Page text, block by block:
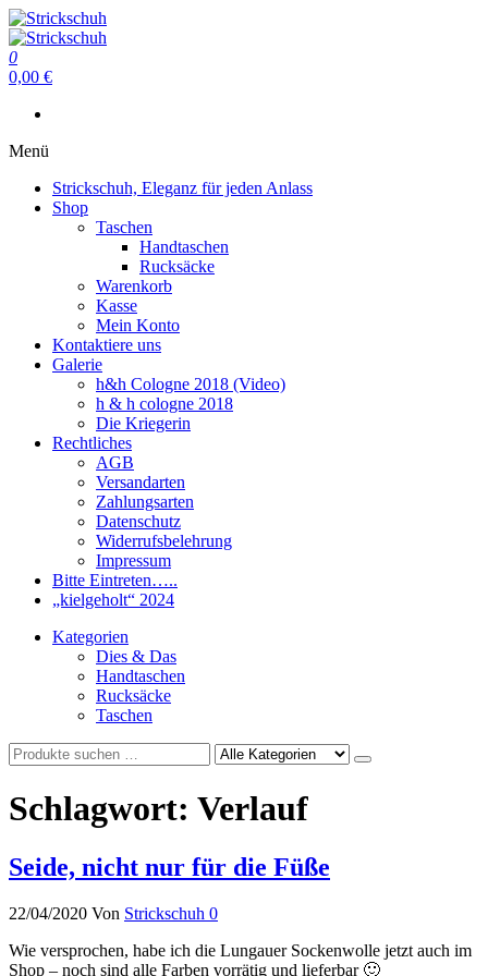
Zum
Inhalt
springen
Strickschuh
Strickschuh
0
0,00 €
Menü
Strickschuh, Eleganz für jeden Anlass
Shop
Taschen
Handtaschen
Rucksäcke
Warenkorb
Kasse
Mein Konto
Kontaktiere uns
Galerie
h&h Cologne 2018 (Video)
h & h cologne 2018
Die Kriegerin
Rechtliches
AGB
Versandarten
Zahlungsarten
Datenschutz
Widerrufsbelehrung
Impressum
Bitte Eintreten…..
„kielgeholt“ 2024
Kategorien
Dies & Das
Handtaschen
Rucksäcke
Taschen
Schlagwort: Verlauf
Seide, nicht nur für die Füße
22/04/2020 Von Strickschuh 0
Wie versprochen, habe ich die Lungauer Sockenwolle jetzt auch im
Shop – noch sind alle Farben vorrätig und lieferbar 🙂